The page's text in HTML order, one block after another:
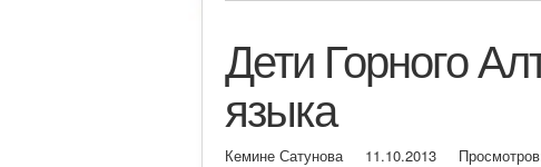
Дети Горного
языка
Кемине Сатунова 11.10.2013